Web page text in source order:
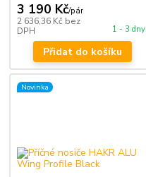
3 190 Kč/pár
2 636,36 Kč bez
DPH
1 - 3 dny
Přidat do košíku
Novinka